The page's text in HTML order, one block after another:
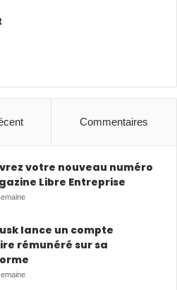
Commentaires
votre nouveau numéro
Libre Entreprise
lance un compte
rémunéré sur sa